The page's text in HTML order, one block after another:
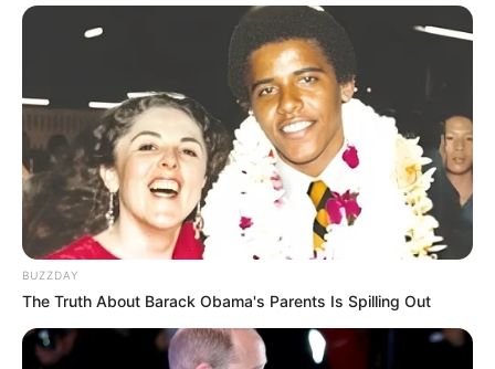
BUZZDAY
The Truth About Barack Obama's Parents Is Spilling Out